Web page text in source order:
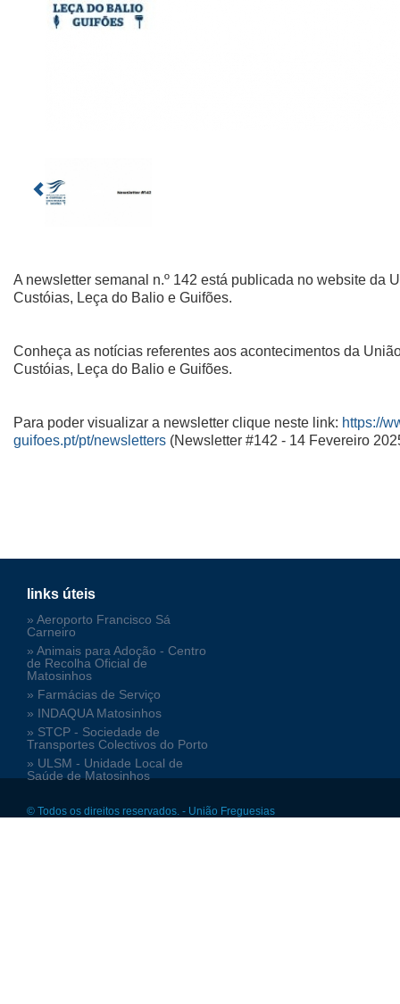
A newsletter semanal n.º 142 está publicada no website da
Custóias, Leça do Balio e Guifões.
Conheça as notícias referentes aos acontecimentos da
Custóias, Leça do Balio e Guifões.
Para poder visualizar a newsletter clique neste link: https://
guifoes.pt/pt/newsletters (Newsletter #142 - 14 Fevereiro
links úteis
» Aeroporto Francisco Sá
Carneiro
» Animais para Adoção - Centro
de Recolha Oficial de
Matosinhos
» Farmácias de Serviço
» INDAQUA Matosinhos
» STCP - Sociedade de
Transportes Colectivos do Porto
» ULSM - Unidade Local de
Saúde de Matosinhos
© Todos os direitos reservados. - União Freguesias